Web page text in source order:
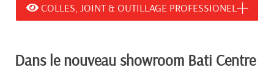
COLLES, JOINT & OUTILLAGE PROFESSIONEL
Dans le nouveau showroom Bati Centre